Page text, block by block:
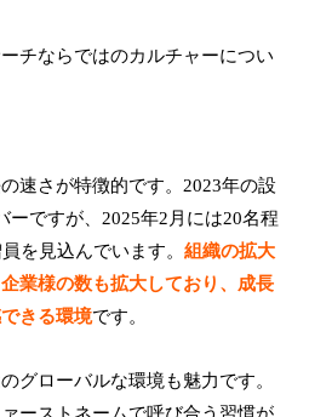
チならではのカルチャーについ
速さが特徴的です。2023年の設
ーですが、2025年2月には20名程
を見込んでいます。組織の拡大
業様の数も拡大しており、成長
きる環境です。
グローバルな環境も魅力です。